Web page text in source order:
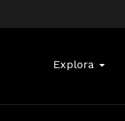
Explora